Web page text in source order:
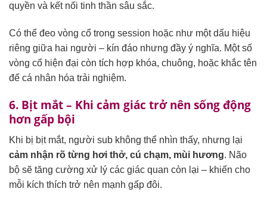
quyền và kết nối tinh thần sâu sắc.
Có thể đeo vòng cổ trong session hoặc như một dấu hiệu
riêng giữa hai người – kín đáo nhưng đầy ý nghĩa. Một số
vòng cổ hiện đại còn tích hợp khóa, chuông, hoặc khắc tên
để cá nhân hóa trải nghiệm.
6. Bịt mắt – Khi cảm giác trở nên sống động
hơn gấp bội
Khi bị bịt mắt, người sub không thể nhìn thấy, nhưng lại
cảm nhận rõ từng hơi thở, cú chạm, mùi hương. Não
bộ sẽ tăng cường xử lý các giác quan còn lại – khiến cho
mỗi kích thích trở nên mạnh gấp đôi.